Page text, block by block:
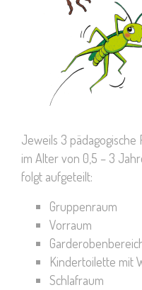
Jeweils 3 pädagogische
im Alter von 0,5 – 3
folgt aufgeteilt:
Gruppenraum
Vorraum
Kindertoilette mit
Schlafraum